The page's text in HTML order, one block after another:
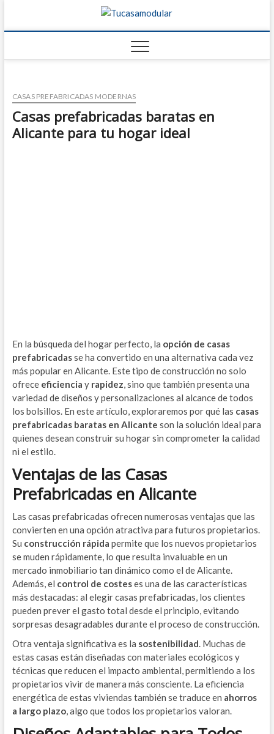
FABRICANTES DE
CASAS PREFABRICADAS MODERNAS
Casas prefabricadas baratas en
Alicante para tu hogar ideal
En la búsqueda del hogar perfecto, la opción de casas
prefabricadasse ha convertido en una alternativa cada vez
más popular en Alicante. Este tipo de construcción no solo
ofrece eficiencia y rapidez, sino que también presenta una
variedad de diseños y personalizaciones al alcance de todos
los bolsillos. En este artículo, exploraremos por qué las casas
prefabricadas baratas en Alicante son la solución ideal para
quienes desean construir su hogar sin comprometer la calidad
ni el estilo.
Ventajas de las Casas
Prefabricadas en Alicante
Las casas prefabricadas ofrecen numerosas ventajas que las
convierten en una opción atractiva para futuros propietarios.
Su construcción rápida permite que los nuevos propietarios
se muden rápidamente, lo que resulta invaluable en un
mercado inmobiliario tan dinámico como el de Alicante.
Además, el control de costeses una de las características
más destacadas: al elegir casas prefabricadas, los clientes
pueden prever el gasto total desde el principio, evitando
sorpresas desagradables durante el proceso de construcción.
Otra ventaja significativa es la sostenibilidad. Muchas de
estas casas están diseñadas con materiales ecológicos y
técnicas que reducen el impacto ambiental, permitiendo a los
propietarios vivir de manera más consciente. La eficiencia
energética de estas viviendas también se traduce en ahorros
a largo plazo, algo que todos los propietarios valoran.